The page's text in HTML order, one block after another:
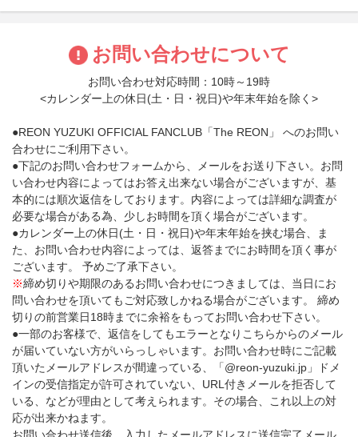
お問い合わせについて
お問い合わせ対応時間：10時～19時
<カレンダー上の休日(土・日・祝日)や年末年始を除く>
●REON YUZUKI OFFICIAL FANCLUB「The REON」 へのお問い
合わせにご利用下さい。
●下記のお問い合わせフォームから、メールをお送り下さい。お問
い合わせ内容によってはお答え出来ない場合がございますが、基
本的には順次返信をしております。内容によっては詳細な調査が
必要な場合がある為、少しお時間を頂く場合がございます。
●カレンダー上の休日(土・日・祝日)や年末年始を挟む場合、ま
た、お問い合わせ内容によっては、返答までにお時間を頂く事が
ございます。 予めご了承下さい。
※締め切りや期限のあるお問い合わせにつきましては、当日にお
問い合わせを頂いてもご対応致しかねる場合がございます。 締め
切りの前営業日18時までに余裕をもってお問い合わせ下さい。
●一部のお客様で、返信をしてもエラーとなりこちらからのメール
が届いていない方がいらっしゃいます。お問い合わせ時にご記載
頂いたメールアドレスが間違っている、「@reon-yuzuki.jp」ドメ
インの受信指定が許可されていない、URL付きメールを拒否して
いる、などが理由として考えられます。その場合、これ以上の対
応が出来かねます。